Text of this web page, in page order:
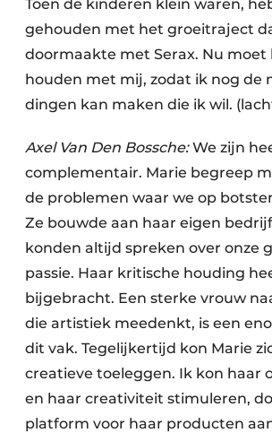
Toen de kinderen klein waren,
gehouden met het groeitraject
doormaakte met Serax. Nu moet
houden met mij, zodat ik nog de
dingen kan maken die ik wil.
Axel Van Den Bossche:We zijn
complementair. Marie begreep
de problemen waar we op
Ze bouwde aan haar eigen
konden altijd spreken over onze
passie. Haar kritische houding
bijgebracht. Een sterke vrouw
die artistiek meedenkt, is een
dit vak. Tegelijkertijd kon Marie
creatieve toeleggen. Ik kon haar
en haar creativiteit stimuleren,
platform voor haar producten